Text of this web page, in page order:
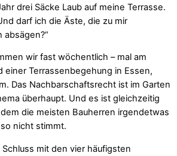
drei Säcke Laub auf meine Terrasse.
darf ich die Äste, die zu mir
absägen?“
wir fast wöchentlich – mal am
einer Terrassenbegehung in Essen,
Das Nachbarschaftsrecht ist im Garten
überhaupt. Und es ist gleichzeitig
die meisten Bauherren irgendetwas
nicht stimmt.
mit den vier häufigsten